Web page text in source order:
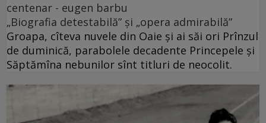
centenar - eugen barbu
„Biografia detestabilă” și „opera admirabilă”
Groapa, cîteva nuvele din Oaie și ai săi ori Prînzul
de duminică, parabolele decadente Princepele și
Săptămîna nebunilor sînt titluri de neocolit.